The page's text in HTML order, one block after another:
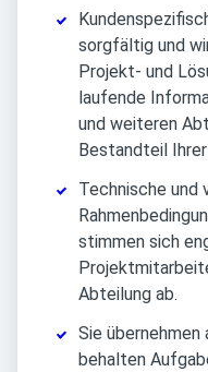
sorgfältig und
Projekt- und
laufende
und weiteren
Bestandteil
Technische und
stimmen sich
Abteilung ab.
Sie
behalten